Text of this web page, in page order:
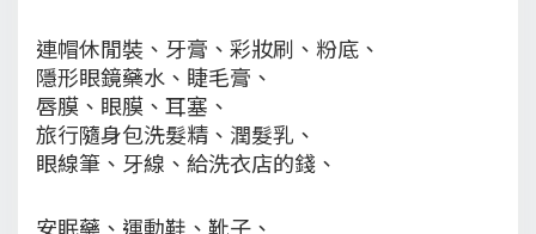
連帽休閒裝、牙膏、彩妝刷、粉底、
隱形眼鏡藥水、睫毛膏、
唇膜、眼膜、耳塞、
旅行隨身包洗髮精、潤髮乳、
眼線筆、牙線、給洗衣店的錢、
安眠藥、運動鞋、靴子、